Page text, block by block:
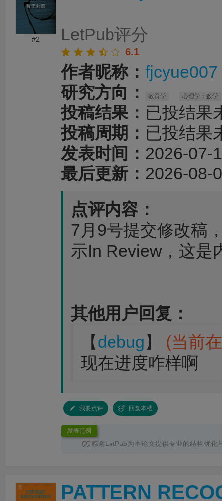
整个服务过程中沟通及时、反馈高效，修改
有针对性，为论文顺利投稿并发表于
提供了重要帮助。
#2 LetPub评分
6.1
作者昵称： fjcyue007
研究方向：
教育学 心理学：数学
投稿结果： 已投结果
投稿周期： 已投结果
发表时间： 2026-07-
最后更新： 2026-08-
点评内容：
7月9号提交修改稿
示In Review，这是
其他用户回复：
【debug 】 (当前
现在进度咋样啊
我要点评 回复本楼
发表范例
感谢LetPub为本论文提供专业的结构优化
时，编辑对英文语法、专业术语和句式表达进
改，有效提升了论文的规范性、准确性和可读
PATTERN